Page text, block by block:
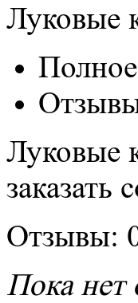
Луковые
Луковые
заказать
Отзывы:
Пока нет